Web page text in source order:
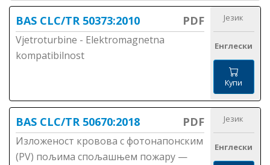
BAS CLC/TR 50373:2010 PDF
Vjetroturbine - Elektromagnetna
kompatibilnost
Језик
Енглески
Купи
BAS CLC/TR 50670:2018 PDF
Изложеност кровова с фотонапонским
(PV) пољима спољашњем пожару —
Језик
Енглески